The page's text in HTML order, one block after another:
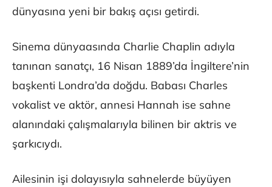
dünyasına yeni bir bakış açısı getirdi.
Sinema dünyaasında Charlie Chaplin adıyla
tanınan sanatçı, 16 Nisan 1889’da İngiltere’nin
başkenti Londra’da doğdu. Babası Charles
vokalist ve aktör, annesi Hannah ise sahne
alanındaki çalışmalarıyla bilinen bir aktris ve
şarkıcıydı.
Ailesinin işi dolayısıyla sahnelerde büyüyen